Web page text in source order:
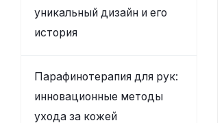
уникальный дизайн и его
история
Парафинотерапия для рук:
инновационные методы
ухода за кожей